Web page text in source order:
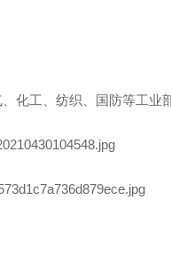
工、纺织、国防等工业部